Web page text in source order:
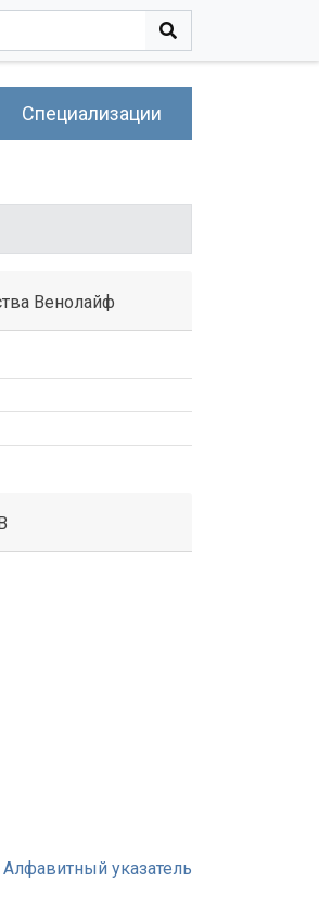
Специализации
Венолайф
Алфавитный указатель